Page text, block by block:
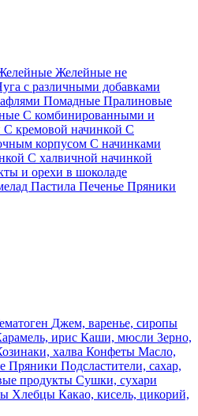
Желейные не
с различными добавками
Помадные Пралиновые
С комбинированными и
С кремовой начинкой С
корпусом С начинками
С халвичной начинкой
и орехи в шоколаде
Пастила Печенье Пряники
Джем, варенье, сиропы
ирис Каши, мюсли Зерно,
халва Конфеты Масло,
Пряники Подсластители, сахар,
продукты Сушки, сухари
Хлебцы Какао, кисель, цикорий,